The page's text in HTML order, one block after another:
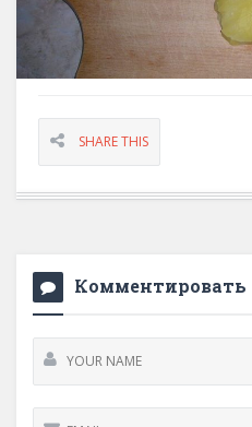
SHARE THIS
Комментировать